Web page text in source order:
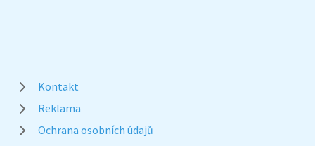
Kontakt
Reklama
Ochrana osobních údajů